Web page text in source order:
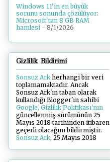
Windows 11'in en büyük
sorunu sonunda çözülüyor:
Microsoft'tan 8 GB RAM
hamlesi - 8/1/2026
Gizlilik Bildirimi
Sonsuz Arkherhangi bir veri
toplamamaktadır. Ancak
Sonsuz Ark'ın taban olarak
kullandığı Blogger'ın sahibi
Google, Gizlilik Politikası'nın
güncellenmiş sürümünün 25
Mayıs 2018 tarihinden itibaren
geçerli olacağını bildirmiştir.
Sonsuz Ark, 25 Mayıs 2018